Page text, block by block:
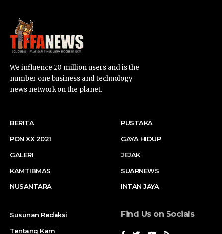
We influence 20 million users and is the
number one business and technology
news network on the planet.
BERITA
PON XX 2021
GALERI
KAMTIBMAS
NUSANTARA
PUSTAKA
GAYA HIDUP
JEJAK
SUARNEWS
INTAN JAYA
Susunan Redaksi
Tentang Kami
Find Us on Socials